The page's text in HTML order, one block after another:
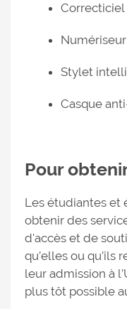
Correcticiel
Numériseur
Stylet
Casque
Pour
Les étudiantes et
obtenir des
d'accès et de
qu’elles ou qu’ils
leur admission à
plus tôt possible